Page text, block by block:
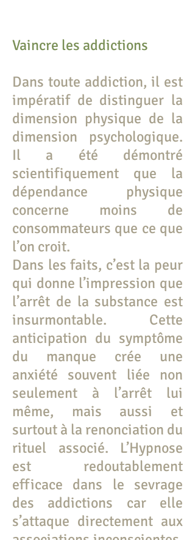
Vaincre les addictions
Dans toute addiction, il est
impératif de distinguer la
dimension physique de la
dimension psychologique.
Il a été démontré
scientifiquement que la
dépendance physique
concerne moins de
consommateurs que ce que
l’on croit.
Dans les faits, c’est la peur
qui donne l’impression que
l’arrêt de la substance est
insurmontable. Cette
anticipation du symptôme
du manque crée une
anxiété souvent liée non
seulement à l’arrêt lui
même, mais aussi et
surtout à la renonciation du
rituel associé. L’Hypnose
est redoutablement
efficace dans le sevrage
des addictions car elle
s’attaque directement aux